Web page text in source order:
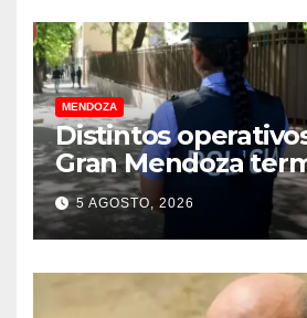
MENDOZA
Distintos
Gran Mendoza
con cuatro
detenidos
5 AGOSTO, 2026